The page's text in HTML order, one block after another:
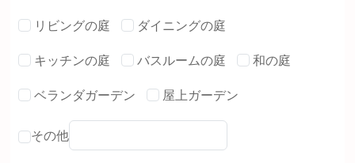
リビングの庭
ダイニングの庭
キッチンの庭
バスルームの庭
和の庭
ベランダガーデン
屋上ガーデン
その他